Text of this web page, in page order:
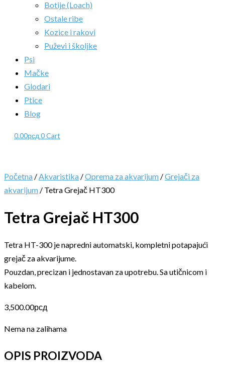
Botije (Loach)
Ostale ribe
Kozice i rakovi
Puževi i školjke
Psi
Mačke
Glodari
Ptice
Blog
0.00рсд 0Cart
Početna /Akvaristika /Oprema za akvarijum /Grejači za
akvarijum / Tetra Grejač HT300
Tetra Grejač HT300
Tetra HT-300 je napredni automatski, kompletni potapajući
grejač za akvarijume.
Pouzdan, precizan i jednostavan za upotrebu. Sa utičnicom i
kabelom.
3,500.00рсд
Nema na zalihama
OPIS PROIZVODA